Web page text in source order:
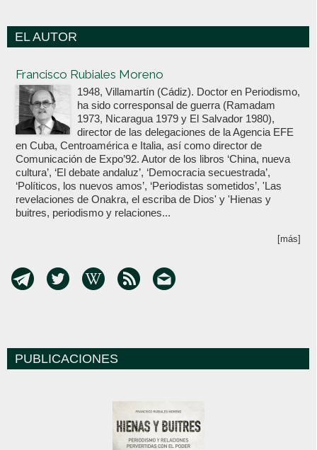
EL AUTOR
Francisco Rubiales Moreno
1948, Villamartín (Cádiz). Doctor en Periodismo,
ha sido corresponsal de guerra (Ramadam
1973, Nicaragua 1979 y El Salvador 1980),
director de las delegaciones de la Agencia EFE
en Cuba, Centroamérica e Italia, así como director de
Comunicación de Expo’92. Autor de los libros ‘China, nueva
cultura’, ‘El debate andaluz’, ‘Democracia secuestrada’,
‘Políticos, los nuevos amos’, ‘Periodistas sometidos’, 'Las
revelaciones de Onakra, el escriba de Dios' y 'Hienas y
buitres, periodismo y relaciones...
[más]
PUBLICACIONES